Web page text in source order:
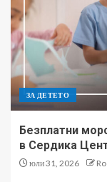
ЗА ДЕТЕТО
Безплатни
в Сердика
юли 31, 2026